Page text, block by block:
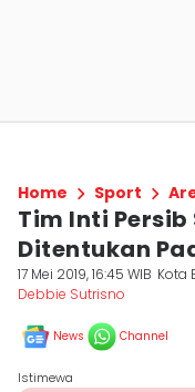
Home Sport
Tim Inti
Ditentukan
17 Mei 2019, 16:45 WIB Kota
Debbie Sutrisno
News Channel
Istimewa